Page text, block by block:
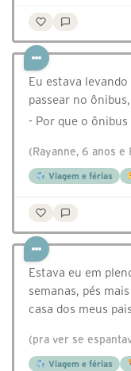
Eu estava
passear no
- Por que o
(Rayanne, 6 anos e
Viagem e férias
Estava eu em
semanas, pés
casa dos meus
(pra ver se
Viagem e férias